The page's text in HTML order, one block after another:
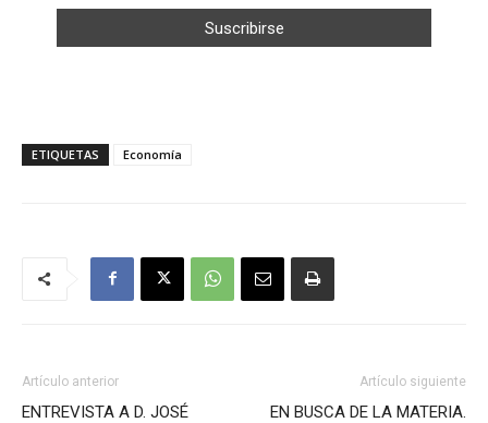
ETIQUETAS Economía
Artículo anterior
ENTREVISTA A D. JOSÉ
Artículo siguiente
EN BUSCA DE LA MATERIA.